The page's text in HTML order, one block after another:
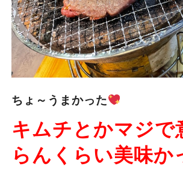
ちょ～うまかった
キムチとかマジで
らんくらい美味か